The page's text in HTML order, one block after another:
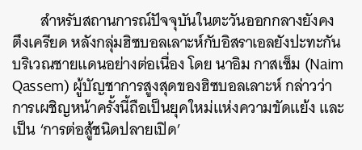
สำหรับสถานการณ์ปัจจุบันในตะวันออกกลางยังคง
ตึงเครียด หลังกลุ่มฮิซบอลเลาะห์กับอิสราเอลยังปะทะกัน
บริเวณชายแดนอย่างต่อเนื่อง โดย นาอิม กาสเซ็ม (Naim
Qassem) ผู้บัญชาการสูงสุดของฮิซบอลเลาะห์ กล่าวว่า
การเผชิญหน้าครั้งนี้ถือเป็นยุคใหม่แห่งความขัดแย้ง และ
เป็น ‘การต่อสู้ชนิดปลายเปิด’